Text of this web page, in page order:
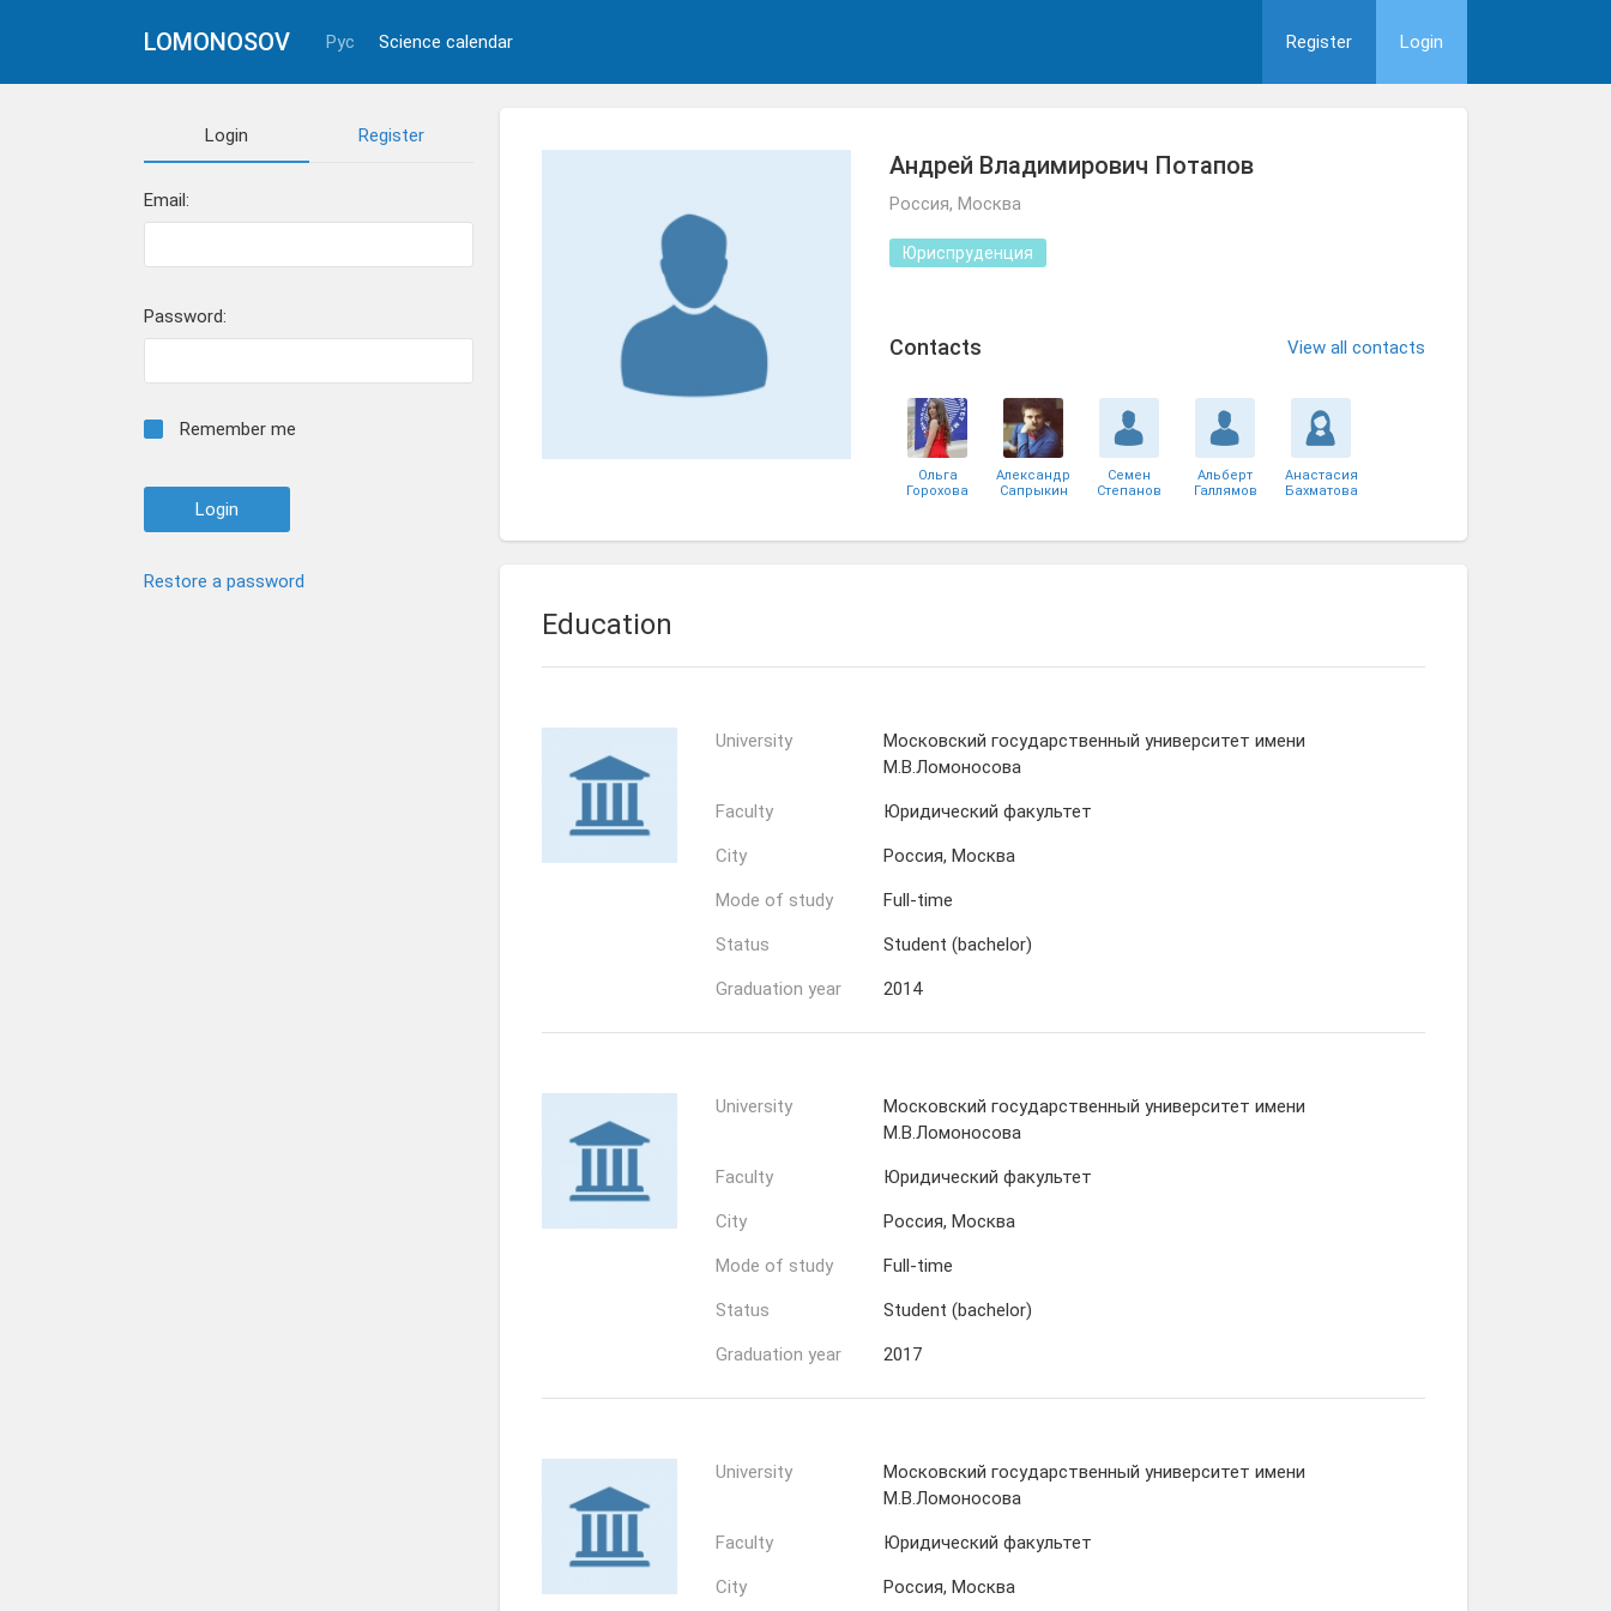
LOMONOSOV Рус Science calendar Register Login
Login Register
Email:
Password:
Remember me
Restore a password
Андрей Владимирович Потапов
Россия, Москва
Юриспруденция
Сontacts View all contacts
Ольга
Горохова
Александр
Сапрыкин
Семен
Степанов
Альберт
Галлямов
Анастасия
Бахматова
Education
University
Московский государственный университет имени
М.В.Ломоносова
Faculty Юридический факультет
City Россия, Москва
Mode of study Full-time
Status Student (bachelor)
Graduation year 2014
University
Московский государственный университет имени
М.В.Ломоносова
Faculty Юридический факультет
City Россия, Москва
Mode of study Full-time
Status Student (bachelor)
Graduation year 2017
University
Московский государственный университет имени
М.В.Ломоносова
Faculty Юридический факультет
City Россия, Москва